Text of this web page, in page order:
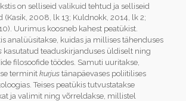
on selliseid valikuid tehtud ja selliseid
(Kasik, 2008, lk 13; Kuldnokk, 2014, lk 2;
Uurimus koosneb kahest peatükist.
analüüsitakse, kuidas ja millises tähenduses
kasutatud teaduskirjanduses üldiselt ning
filosoofide töödes. Samuti uuritakse,
terminit kurjustänapäevases poliitilises
Teises peatükis tutvustatakse
ja valimit ning võrreldakse, millistel